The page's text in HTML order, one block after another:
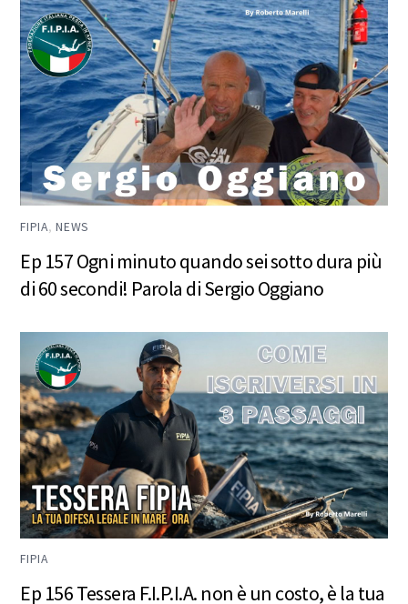
FIPIA,NEWS
Ep 157 Ogni minuto quando sei sotto dura più
di 60 secondi! Parola di Sergio Oggiano
FIPIA
Ep 156 Tessera F.I.P.I.A. non è un costo, è la tua